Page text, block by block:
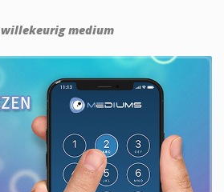
willekeurig medium